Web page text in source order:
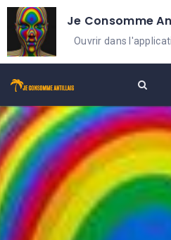
Je Consomme
Ouvrir dans